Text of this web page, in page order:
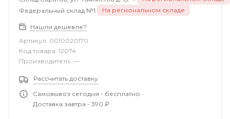
Федеральный склад №1:
На региональном складе
Нашли дешевле?
Артикул: 0010020170
Код товара: 12074
Производитель: —
Рассчитать доставку
Самовывоз сегодня - бесплатно
Доставка завтра - 390 ₽